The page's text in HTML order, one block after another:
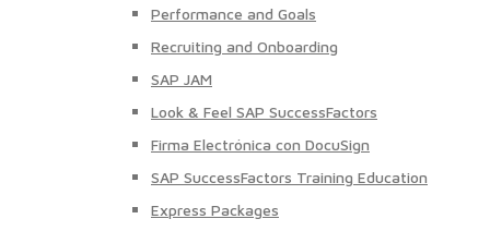
Performance and Goals
Recruiting and Onboarding
SAP JAM
Look & Feel SAP SuccessFactors
Firma Electrónica con DocuSign
SAP SuccessFactors Training Education
Express Packages